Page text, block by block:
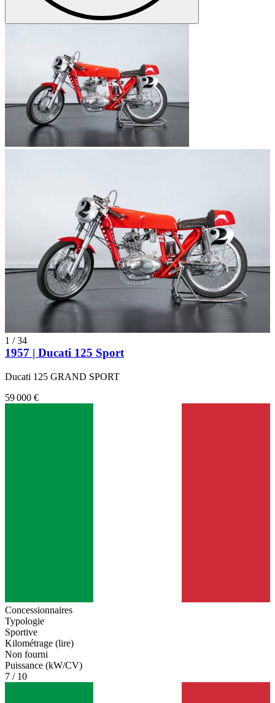
1 /34
1957 | Ducati 125 Sport
Ducati 125 GRAND SPORT
59 000 €
Concessionnaires
Typologie
Sportive
Kilométrage (lire)
Non fourni
Puissance (kW/CV)
7 / 10